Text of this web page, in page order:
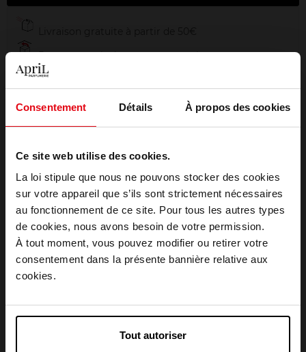
Consentement Détails À propos des cookies
Ce site web utilise des cookies.
La loi stipule que nous ne pouvons stocker des cookies
sur votre appareil que s’ils sont strictement nécessaires
au fonctionnement de ce site. Pour tous les autres types
de cookies, nous avons besoin de votre permission.
À tout moment, vous pouvez modifier ou retirer votre
consentement dans la présente bannière relative aux
cookies.
Tout autoriser
Retour gratuit dans votre magasin
Emballage cadeau offert
Description
Conseil d'utilisation
Caractéristiques
Choisissez votre pays
April Belgique